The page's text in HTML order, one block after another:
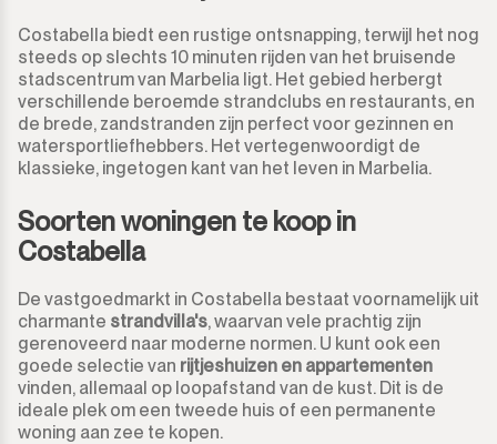
Costabella biedt een rustige ontsnapping, terwijl het nog
steeds op slechts 10 minuten rijden van het bruisende
stadscentrum van Marbelia ligt. Het gebied herbergt
verschillende beroemde strandclubs en restaurants, en
de brede, zandstranden zijn perfect voor gezinnen en
watersportliefhebbers. Het vertegenwoordigt de
klassieke, ingetogen kant van het leven in Marbelia.
Soorten woningen te koop in
Costabella
De vastgoedmarkt in Costabella bestaat voornamelijk uit
charmante strandvilla's, waarvan vele prachtig zijn
gerenoveerd naar moderne normen. U kunt ook een
goede selectie van rijtjeshuizen en appartementen
vinden, allemaal op loopafstand van de kust. Dit is de
ideale plek om een tweede huis of een permanente
woning aan zee te kopen.